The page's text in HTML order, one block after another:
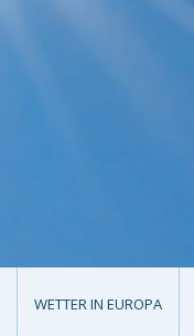
WETTER IN EUROPA